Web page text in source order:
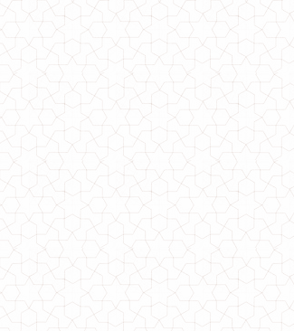
Красива приталена рубашка жіноча
690.00грн.